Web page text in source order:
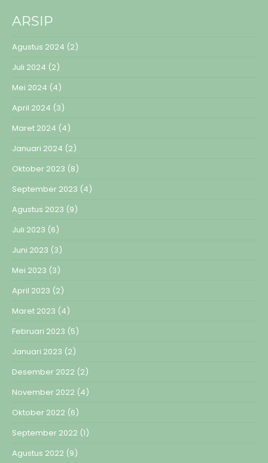
ARSIP
Agustus 2024 (2)
Juli 2024 (2)
Mei 2024 (4)
April 2024 (3)
Maret 2024 (4)
Januari 2024 (2)
Oktober 2023 (8)
September 2023 (4)
Agustus 2023 (9)
Juli 2023 (6)
Juni 2023 (3)
Mei 2023 (3)
April 2023 (2)
Maret 2023 (4)
Februari 2023 (5)
Januari 2023 (2)
Desember 2022 (2)
November 2022 (4)
Oktober 2022 (6)
September 2022 (1)
Agustus 2022 (9)